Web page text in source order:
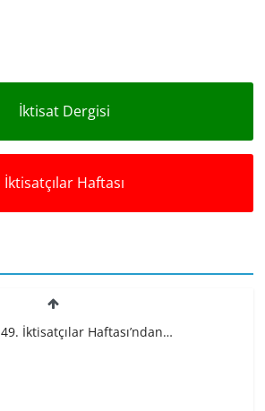
İktisat Dergisi
İktisatçılar Haftası
49. İktisatçılar Haftası’ndan…